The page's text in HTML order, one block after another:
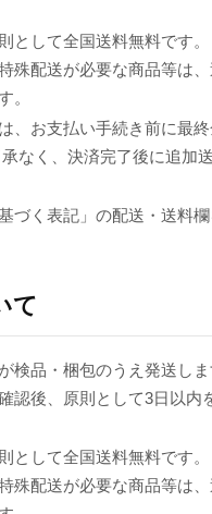
として全国送料無料です。
殊配送が必要な商品等は
。
、お支払い手続き前に最
なく、決済完了後に追加
づく表記」の配送・送料
て
検品・梱包のうえ発送し
認後、原則として3日以内
として全国送料無料です。
殊配送が必要な商品等は